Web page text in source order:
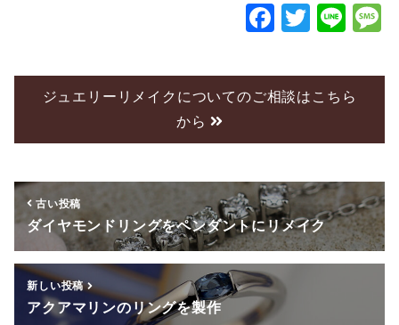
F
c
e
o
k
T
tt
er
Li
e
ジュエリーリメイクについてのご相談はこちら
から
古い投稿
ダイヤモンドリングをペンダントにリメイク
新しい投稿
アクアマリンのリングを製作